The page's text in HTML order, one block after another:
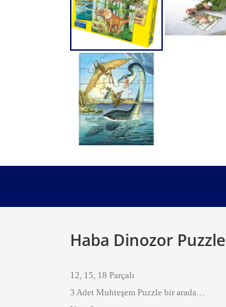
Haba Dinozor Puzzle
12, 15, 18 Parçalı
3 Adet Muhteşem Puzzle bir arada…